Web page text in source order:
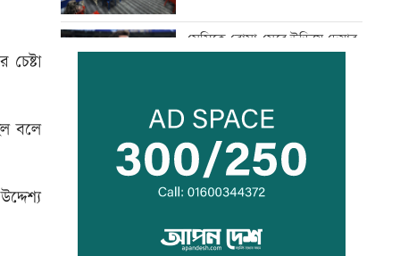
বলে
মেসিকে বোমা মেরে উড়িয়ে দেয়ার
ব্যাংক এশিয়াতে নিয়োগ বিজ্ঞপ্তি
তৎপরতার দায় ভারত এড়াতে পারে